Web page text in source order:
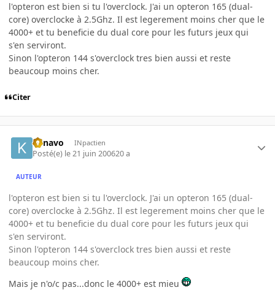
l'opteron est bien si tu l'overclock. J'ai un opteron 165 (dual-
core) overclocke à 2.5Ghz. Il est legerement moins cher que le
4000+ et tu beneficie du dual core pour les futurs jeux qui
s'en serviront.
Sinon l'opteron 144 s'overclock tres bien aussi et reste
beaucoup moins cher.
Citer
kenavo INpactien
Posté(e) le 21 juin 200620 a
AUTEUR
l'opteron est bien si tu l'overclock. J'ai un opteron 165 (dual-
core) overclocke à 2.5Ghz. Il est legerement moins cher que le
4000+ et tu beneficie du dual core pour les futurs jeux qui
s'en serviront.
Sinon l'opteron 144 s'overclock tres bien aussi et reste
beaucoup moins cher.
Mais je n'o/c pas...donc le 4000+ est mieu